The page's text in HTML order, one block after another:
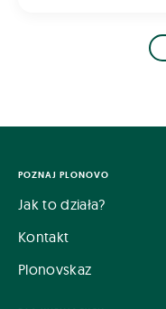
POZNAJ PLONOVO
Jak to działa?
Kontakt
Plonovskaz